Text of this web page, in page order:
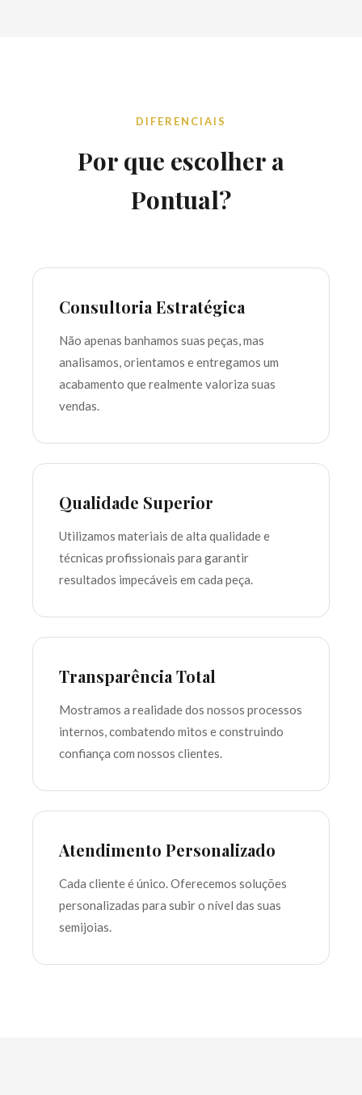
DIFERENCIAIS
Por que escolher a
Pontual?
Consultoria Estratégica
Não apenas banhamos suas peças, mas
analisamos, orientamos e entregamos um
acabamento que realmente valoriza suas
vendas.
Qualidade Superior
Utilizamos materiais de alta qualidade e
técnicas profissionais para garantir
resultados impecáveis em cada peça.
Transparência Total
Mostramos a realidade dos nossos processos
internos, combatendo mitos e construindo
confiança com nossos clientes.
Atendimento Personalizado
Cada cliente é único. Oferecemos soluções
personalizadas para subir o nível das suas
semijoias.